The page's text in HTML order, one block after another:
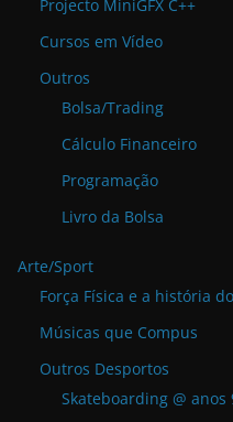
Projecto MiniGFX C++
Cursos em Vídeo
Outros
Bolsa/Trading
Cálculo Financeiro
Programação
Livro da Bolsa
Arte/Sport
Força Física e a história
Músicas que Compus
Outros Desportos
Skateboarding @ anos